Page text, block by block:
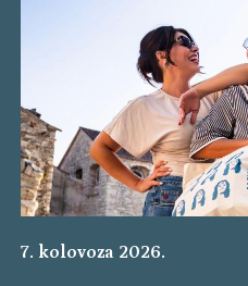
7. kolovoza 2026.